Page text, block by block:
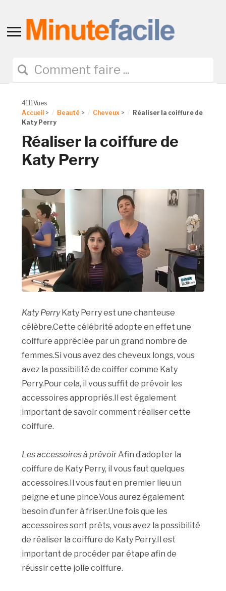
Toggle
navigation
4111Vues
Accueil > Beauté > Cheveux >
Réaliser la coiffure de
Katy Perry
Réaliser la coiffure de
Katy Perry
Katy PerryKaty Perry est une chanteuse
célèbre.Cette célébrité adopte en effet une
coiffure appréciée par un grand nombre de
femmes.Si vous avez des cheveux longs, vous
avez la possibilité de coiffer comme Katy
Perry.Pour cela, il vous suffit de prévoir les
accessoires appropriés.Il est également
important de savoir comment réaliser cette
coiffure.
Les accessoires à prévoirAfin d’adopter la
coiffure de Katy Perry, il vous faut quelques
accessoires.Il vous faut en premier lieu un
peigne et une pince.Vous aurez également
besoin d’un fer à friser.Une fois que les
accessoires sont prêts, vous avez la possibilité
de réaliser la coiffure de Katy Perry.Il est
important de procéder par étape afin de
réussir cette jolie coiffure.